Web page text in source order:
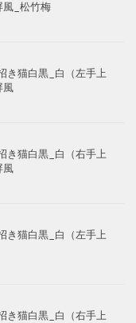
風_松竹梅
き猫白黒_白（左手上
風
き猫白黒_白（右手上
風
き猫白黒_白（左手上
き猫白黒_白（右手上